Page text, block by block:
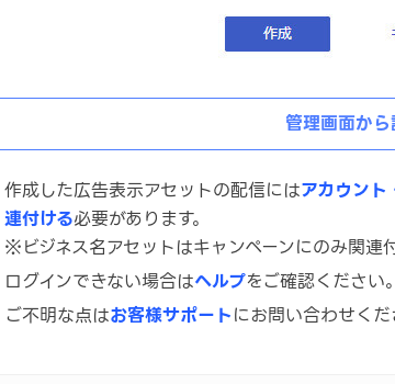
管理画面か
作成した広告表示アセットの配信にはアカウント
連付ける必要があります。
※ビジネス名アセットはキャンペーンにのみ関連
ログインできない場合はヘルプをご確認ください
ご不明な点はお客様サポートにお問い合わせく